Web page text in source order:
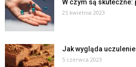
W czym są skuteczne:
25 kwietnia 2023
Jak wygląda
5 czerwca 2023